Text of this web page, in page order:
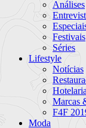
Análises
Festivais
Séries
Lifestyle
Notícias
Marcas
F4F
Moda